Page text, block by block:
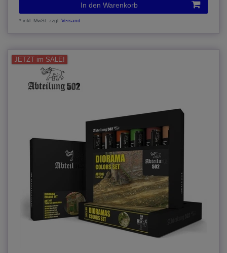
In den Warenkorb
*inkl. MwSt. zzgl.Versand
JETZT im SALE!